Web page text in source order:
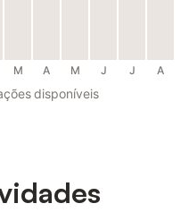
M A M J J A
disponíveis